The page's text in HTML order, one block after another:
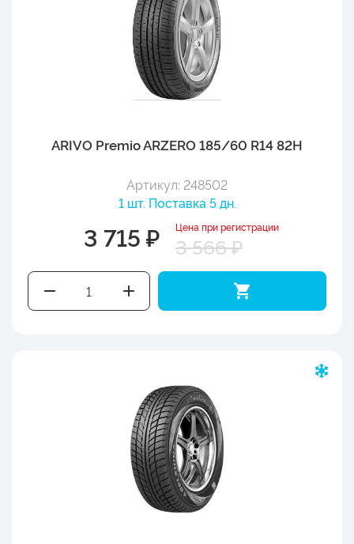
ARIVO Premio ARZERO 185/60 R14 82H
Артикул: 248502
1 шт. Поставка 5 дн.
3 715 ₽ Цена при регистрации
3 566 ₽